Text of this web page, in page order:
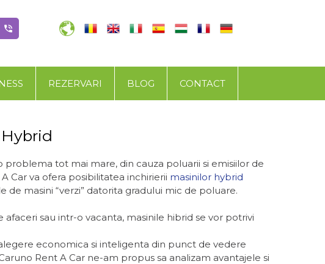
REZERVARI BLOG CONTACT
problema tot mai mare, din cauza poluarii si emisiilor de
Car va ofera posibilitatea inchirierii masinilor hybrid
de masini “verzi” datorita gradului mic de poluare.
afaceri sau intr-o vacanta, masinile hibrid se vor potrivi
economica si inteligenta din punct de vedere
Rent A Car ne-am propus sa analizam avantajele si